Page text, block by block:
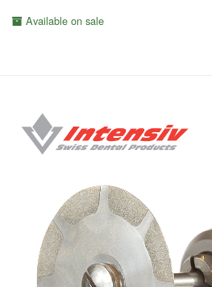
Available on sale